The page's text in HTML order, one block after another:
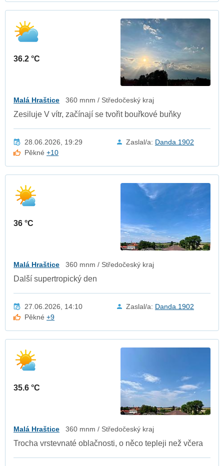
36.2 °C
Malá Hraštice 360 mnm / Středočeský kraj
Zesiluje V vítr, začínají se tvořit bouřkové buňky
28.06.2026, 19:29 Zaslal/a: Danda.1902
Pěkné+10
36 °C
Malá Hraštice 360 mnm / Středočeský kraj
Další supertropický den
27.06.2026, 14:10 Zaslal/a: Danda.1902
Pěkné+9
35.6 °C
Malá Hraštice 360 mnm / Středočeský kraj
Trocha vrstevnaté oblačnosti, o něco tepleji než včera